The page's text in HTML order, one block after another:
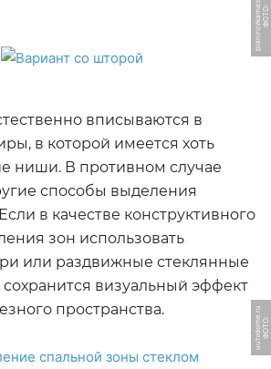
Ф
О
Т
О:
pl
a
ni
r
o
v
k
a
m
a
s
t
e
r.
r
u
вписываются в
в которой имеется хоть
ниши. В противном случае
способы выделения
в качестве конструктивного
зон использовать
или раздвижные стеклянные
сохранится визуальный эффект
пространства.
Ф
О
Т
О:
u
u
t
v
d
o
m
e.
r
u